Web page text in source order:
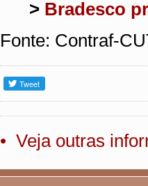
> Bradesco
Fonte: Contraf-
• Veja outras